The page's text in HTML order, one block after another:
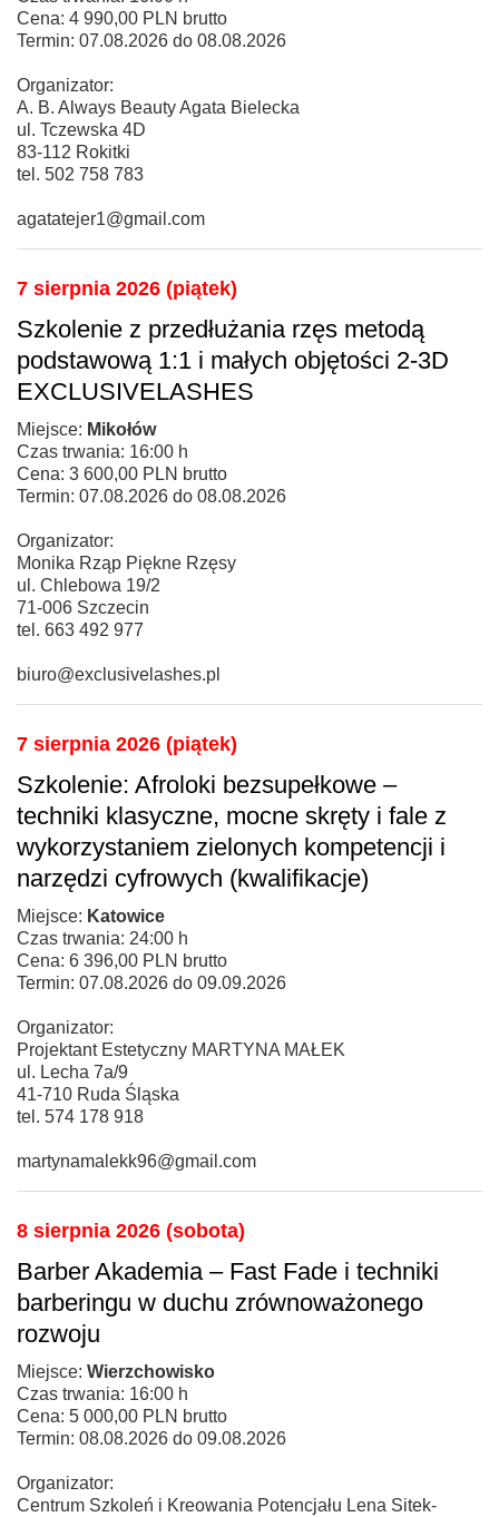
Cena: 4 990,00 PLN brutto
Termin: 07.08.2026 do 08.08.2026
Organizator:
A. B. Always Beauty Agata Bielecka
ul. Tczewska 4D
83-112 Rokitki
tel. 502 758 783
agatatejer1@gmail.com
7 sierpnia 2026 (piątek)
Szkolenie z przedłużania rzęs metodą
podstawową 1:1 i małych objętości 2-3D
EXCLUSIVELASHES
Miejsce: Mikołów
Czas trwania: 16:00 h
Cena: 3 600,00 PLN brutto
Termin: 07.08.2026 do 08.08.2026
Organizator:
Monika Rząp Piękne Rzęsy
ul. Chlebowa 19/2
71-006 Szczecin
tel. 663 492 977
biuro@exclusivelashes.pl
7 sierpnia 2026 (piątek)
Szkolenie: Afroloki bezsupełkowe –
techniki klasyczne, mocne skręty i fale z
wykorzystaniem zielonych kompetencji i
narzędzi cyfrowych (kwalifikacje)
Miejsce: Katowice
Czas trwania: 24:00 h
Cena: 6 396,00 PLN brutto
Termin: 07.08.2026 do 09.09.2026
Organizator:
Projektant Estetyczny MARTYNA MAŁEK
ul. Lecha 7a/9
41-710 Ruda Śląska
tel. 574 178 918
martynamalekk96@gmail.com
8 sierpnia 2026 (sobota)
Barber Akademia – Fast Fade i techniki
barberingu w duchu zrównoważonego
rozwoju
Miejsce: Wierzchowisko
Czas trwania: 16:00 h
Cena: 5 000,00 PLN brutto
Termin: 08.08.2026 do 09.08.2026
Organizator:
Centrum Szkoleń i Kreowania Potencjału Lena Sitek-